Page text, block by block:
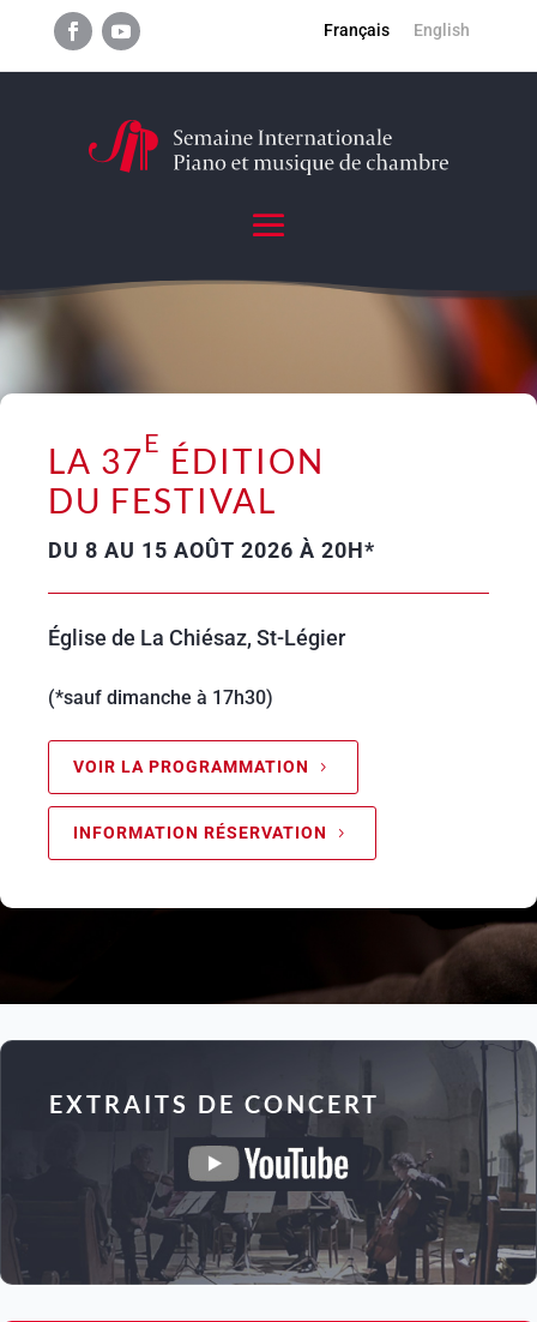
Français English
LA 37E ÉDITION
DU FESTIVAL
DU 8 AU 15 AOÛT 2026 À 20H*
Église de La Chiésaz, St-Légier
(*sauf dimanche à 17h30)
VOIR LA PROGRAMMATION
INFORMATION RÉSERVATION
EXTRAITS DE CONCERT